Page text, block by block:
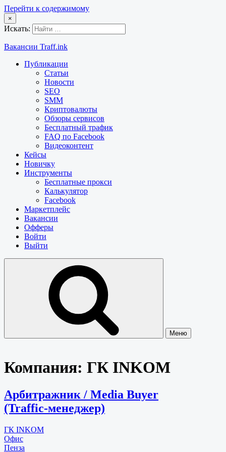
Перейти к содержимому
×
Искать:
Вакансии Traff.ink
Публикации
Статьи
Новости
SEO
SMM
Криптовалюты
Обзоры сервисов
Бесплатный трафик
FAQ по Facebook
Видеоконтент
Кейсы
Новичку
Инструменты
Бесплатные прокси
Калькулятор
Facebook
Маркетплейс
Вакансии
Офферы
Войти
Выйти
Меню
Компания: ГК INKOM
Арбитражник / Media Buyer
(Traffic-менеджер)
ГК INKOM
Офис
Пенза